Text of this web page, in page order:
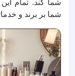
شما کند. تمام
شما بر برند و